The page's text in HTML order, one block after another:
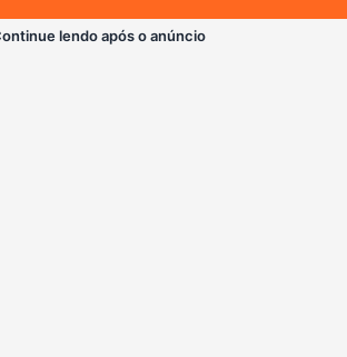
lendo após o anúncio